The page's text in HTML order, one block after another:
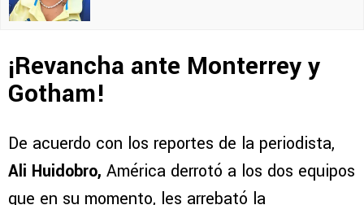
¡Revancha ante Monterrey y
Gotham!
De acuerdo con los reportes de la periodista,
Ali Huidobro, América derrotó a los dos equipos
que en su momento, les arrebató la